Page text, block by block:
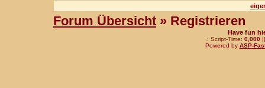
Forum Übersicht » Registrieren
Have fun
.: Script-Time: 0,000||
Powered by ASP-